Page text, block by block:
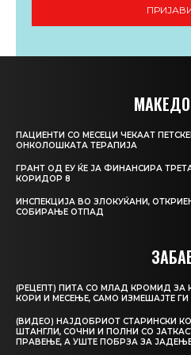
ПАЦИЕНТИ СО МЕСЕЦИ ЧЕКААТ
ОНКОЛОШКАТА ТЕРАПИЈА
ГРАНТ ОД ЕУ ЌЕ ЈА ФИНАНСИРА
КОРИДОР 8
ИНСПЕКЦИЈА ВО ЗЛОКУЌАНИ,
СОБИРАЊЕ ОТПАД
(РЕЦЕПТ) ПИТА СО МЛАД КРОМИД ЗА
КОРИ И МЕСЕЊЕ, САМО ИЗМЕШАЈТЕ
(ВИДЕО) НАЈДОБРИОТ СТАРИНСКИ
ШТАНГЛИ, СОЧНИ И ПОЛНИ СО
ПРАВЕЊЕ, А УШТЕ ПОБРЗА ЗА